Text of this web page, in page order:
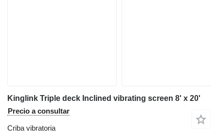
Kinglink Triple deck Inclined vibrating screen 8' x 20'
Precio a consultar
Criba vibratoria